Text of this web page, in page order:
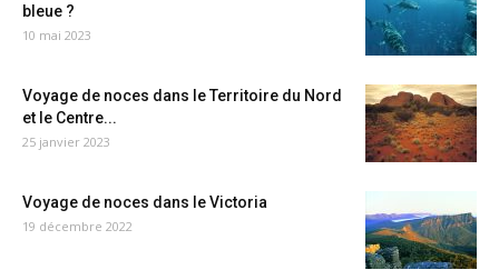
bleue ?
10 mai 2023
Voyage de noces dans le Territoire du Nord
et le Centre...
25 janvier 2023
Voyage de noces dans le Victoria
19 décembre 2022